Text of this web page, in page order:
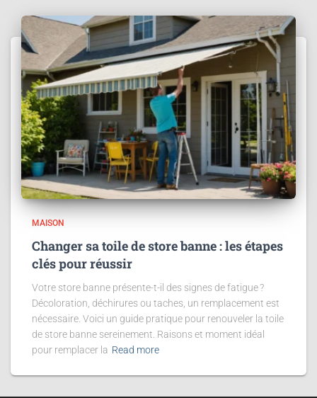
MAISON
Changer sa toile de store banne : les étapes
clés pour réussir
Votre store banne présente-t-il des signes de fatigue ?
Décoloration, déchirures ou taches, un remplacement est
nécessaire. Voici un guide pratique pour renouveler la toile
de store banne sereinement. Raisons et moment idéal
pour remplacer la Read more